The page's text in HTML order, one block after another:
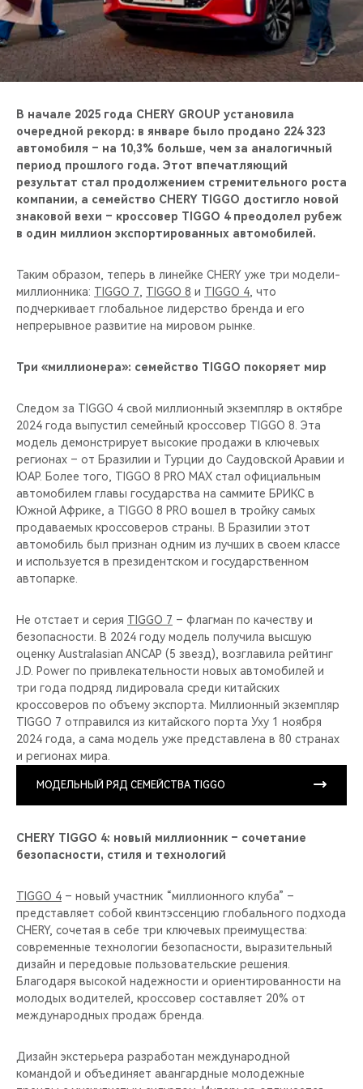
CHERY И СПОРТ
НАШИ МЕРОПРИЯТИЯ
ВИДЕООБЗОРЫ
CHERY ДЛЯ ДЕТЕЙ
В начале 2025 года CHERY GROUP установила
очередной рекорд: в январе было продано 224 323
автомобиля – на 10,3% больше, чем за аналогичный
период прошлого года. Этот впечатляющий
результат стал продолжением стремительного роста
компании, а семейство CHERY TIGGO достигло новой
знаковой вехи – кроссовер TIGGO 4 преодолел рубеж
в один миллион экспортированных автомобилей.
Таким образом, теперь в линейке CHERY уже три модели-
миллионника: TIGGO 7 TIGGO 8 и TIGGO 4 , что
подчеркивает глобальное лидерство бренда и его
непрерывное развитие на мировом рынке.
Три «миллионера»: семейство TIGGO покоряет мир
Следом за TIGGO 4 свой миллионный экземпляр в октябре
2024 года выпустил семейный кроссовер TIGGO 8. Эта
модель демонстрирует высокие продажи в ключевых
регионах – от Бразилии и Турции до Саудовской Аравии и
ЮАР. Более того, TIGGO 8 PRO MAX стал официальным
автомобилем главы государства на саммите БРИКС в
Южной Африке, а TIGGO 8 PRO вошел в тройку самых
продаваемых кроссоверов страны. В Бразилии этот
автомобиль был признан одним из лучших в своем классе
и используется в президентском и государственном
автопарке.
Не отстает и серия TIGGO 7 – флагман по качеству и
безопасности. В 2024 году модель получила высшую
оценку Australasian ANCAP (5 звезд), возглавила рейтинг
J.D. Power по привлекательности новых автомобилей и
три года подряд лидировала среди китайских
кроссоверов по объему экспорта. Миллионный экземпляр
TIGGO 7 отправился из китайского порта Уху 1 ноября
2024 года, а сама модель уже представлена в 80 странах
и регионах мира.
МОДЕЛЬНЫЙ РЯД СЕМЕЙСТВА TIGGO
CHERY TIGGO 4: новый миллионник – сочетание
безопасности, стиля и технологий
TIGGO 4 – новый участник “миллионного клуба” –
представляет собой квинтэссенцию глобального подхода
CHERY, сочетая в себе три ключевых преимущества:
современные технологии безопасности, выразительный
дизайн и передовые пользовательские решения.
Благодаря высокой надежности и ориентированности на
молодых водителей, кроссовер составляет 20% от
международных продаж бренда.
Дизайн экстерьера разработан международной
командой и объединяет авангардные молодежные